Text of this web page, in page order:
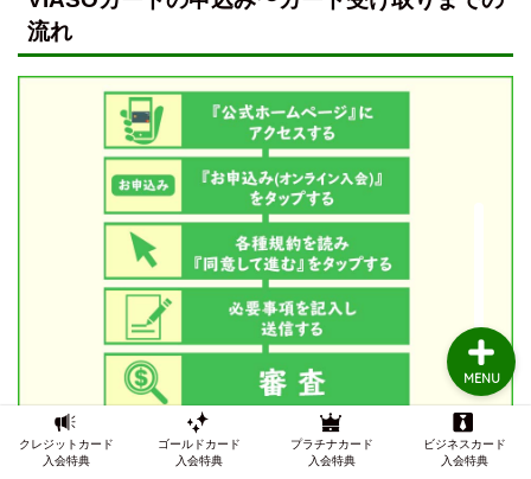
流れ
クレジットカード
入会特典
ゴールドカード
入会特典
プラチナカード
入会特典
ビジネスカード
入会特典
MENU
クレジットカードの審査
クレジットカード審査知
インビテーション